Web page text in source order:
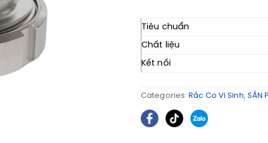
Tiêu chuẩn
Chất liệu
Kết nối
Categories: Rắc Co Vi Sinh, SẢN